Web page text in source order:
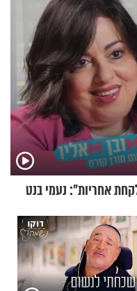
אחריות": נעמי בנט